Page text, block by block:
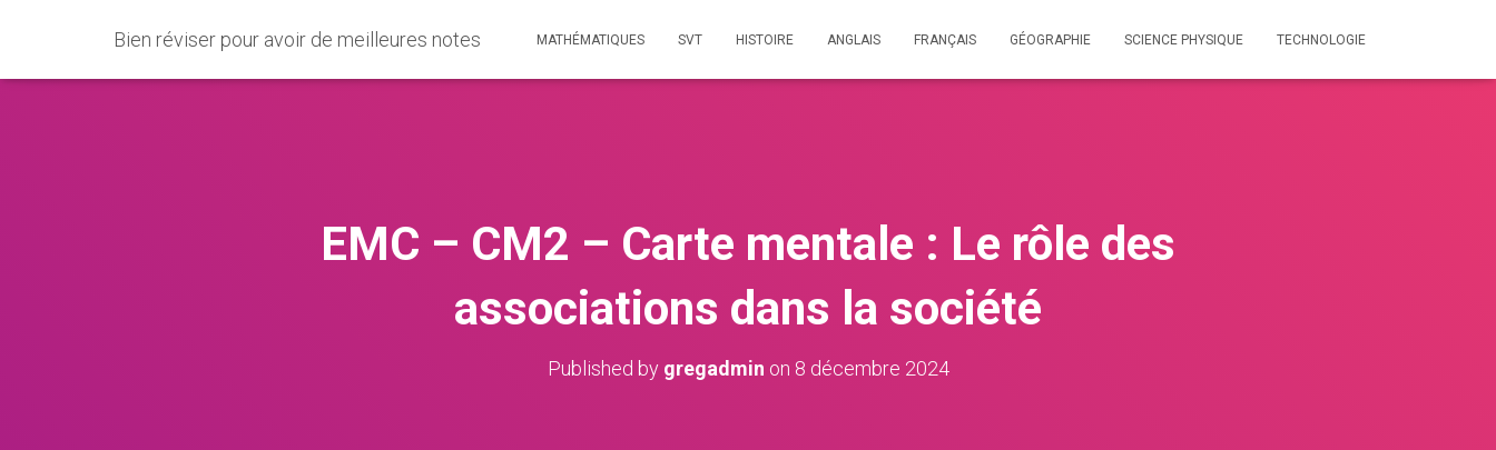
Bien réviser pour avoir de meilleures notes MATHÉMATIQUES SVT HISTOIRE ANGLAIS FRANÇAIS GÉOGRAPHIE SCIENCE PHYSIQUE TECHNOLOGIE
EMC – CM2 – Carte mentale : Le rôle des
associations dans la société
Published by gregadmin on 8 décembre 2024